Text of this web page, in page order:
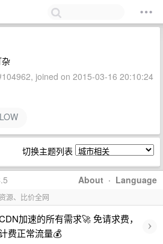
joined on 2015-03-16 20:10:24
切换主题列表
About · Language
源、比价全网
加速的所有需求🚀 免请求费，
费正常流量💰
›